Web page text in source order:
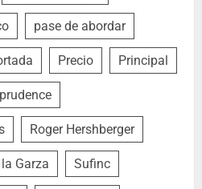
pase de abordar
Precio Principal
prudence
Roger Hershberger
Garza Sufinc